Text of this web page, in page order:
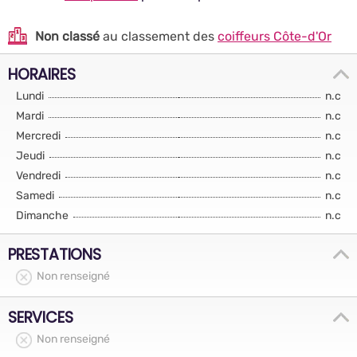
Non classé au classement des coiffeurs Côte-d'Or
HORAIRES
Lundi
n.c
Mardi
n.c
Mercredi
n.c
Jeudi
n.c
Vendredi
n.c
Samedi
n.c
Dimanche
n.c
PRESTATIONS
Non renseigné
SERVICES
Non renseigné